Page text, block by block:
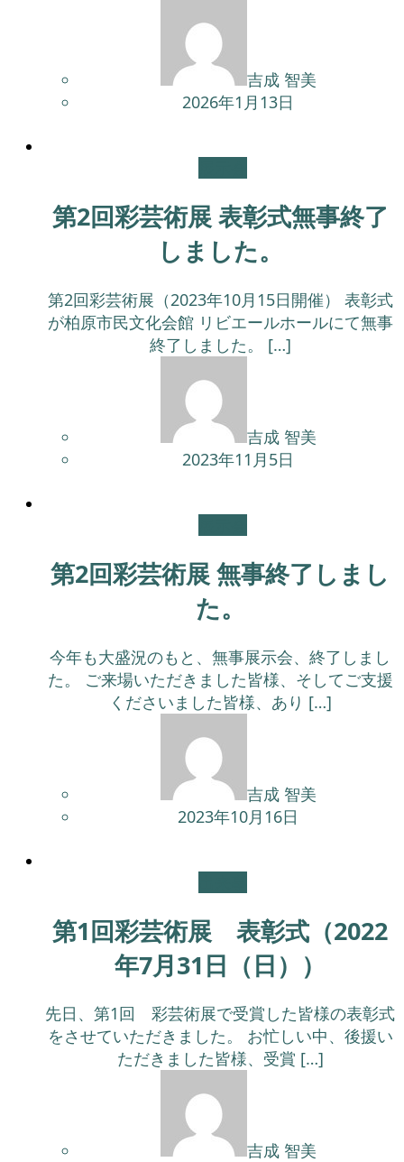
吉成 智美
2026年1月13日
第2回彩芸術展 表彰式無事終了
しました。
第2回彩芸術展（2023年10月15日開催） 表彰式
が柏原市民文化会館 リビエールホールにて無事
終了しました。 […]
吉成 智美
2023年11月5日
第2回彩芸術展 無事終了しまし
た。
今年も大盛況のもと、無事展示会、終了しまし
た。 ご来場いただきました皆様、そしてご支援
くださいました皆様、あり […]
吉成 智美
2023年10月16日
第1回彩芸術展 表彰式（2022
年7月31日（日））
先日、第1回 彩芸術展で受賞した皆様の表彰式
をさせていただきました。 お忙しい中、後援い
ただきました皆様、受賞 […]
吉成 智美